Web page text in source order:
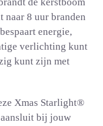
naar 8 uur branden
energie,
verlichting kunt
kunt zijn met
Xmas Starlight®
bij jouw